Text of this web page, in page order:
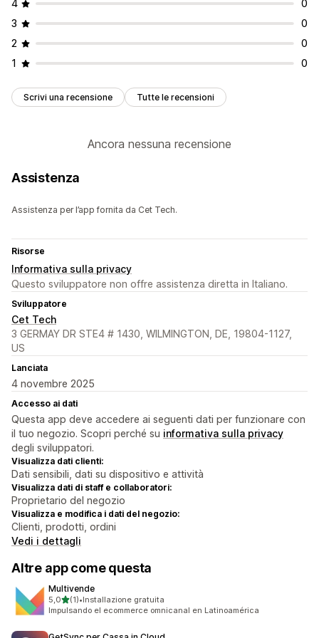
4
0
3
0
2
0
1
0
Scrivi una recensione Tutte le recensioni
Ancora nessuna recensione
Assistenza
Assistenza per l’app fornita da Cet Tech.
Risorse
Informativa sulla privacy
Questo sviluppatore non offre assistenza diretta in Italiano.
Sviluppatore
Cet Tech
3 GERMAY DR STE4 # 1430, WILMINGTON, DE, 19804-1127,
US
Lanciata
4 novembre 2025
Accesso ai dati
Questa app deve accedere ai seguenti dati per funzionare con
il tuo negozio. Scopri perché su informativa sulla privacy
degli sviluppatori.
Visualizza dati clienti:
Dati sensibili, dati su dispositivo e attività
Visualizza dati di staff e collaboratori:
Proprietario del negozio
Visualizza e modifica i dati del negozio:
Clienti, prodotti, ordini
Vedi i dettagli
Altre app come questa
Multivende
5,0stelle su 5
(1)
1 recensioni totali
•Installazione gratuita
Impulsando el ecommerce omnicanal en Latinoamérica